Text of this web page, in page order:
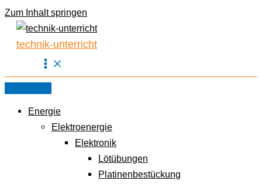
Zum Inhalt springen
technik-unterricht
Energie
Elektroenergie
Elektronik
Lötübungen
Platinenbestückung